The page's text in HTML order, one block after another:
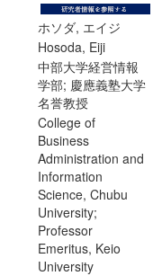
ホソダ, エイジ
Hosoda, Eiji
中部大学経営情報
学部; 慶應義塾大学
名誉教授
College of
Business
Administration and
Information
Science, Chubu
University;
Professor
Emeritus, Keio
University